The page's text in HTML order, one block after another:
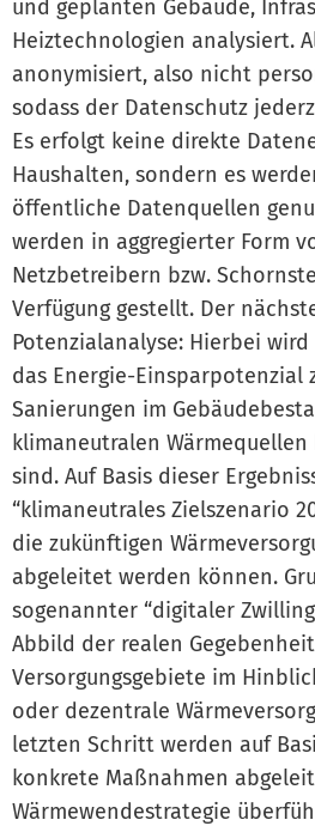
und geplanten Gebäude,
Heiztechnologien analysiert.
anonymisiert, also nicht
sodass der Datenschutz
Es erfolgt keine direkte
Haushalten, sondern es
öffentliche Datenquellen
werden in aggregierter Form
Netzbetreibern bzw.
Verfügung gestellt. Der
Potenzialanalyse: Hierbei
das Energie-Einsparpotenzial
Sanierungen im
klimaneutralen
sind. Auf Basis dieser
“klimaneutrales Zielszenario
die zukünftigen
abgeleitet werden können.
sogenannter “digitaler
Abbild der realen
Versorgungsgebiete im
oder dezentrale
letzten Schritt werden auf
konkrete Maßnahmen
Wärmewendestrategie